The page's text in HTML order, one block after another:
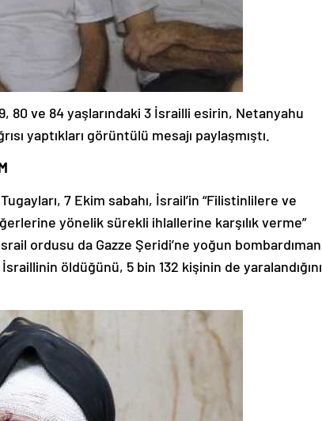
80 ve 84 yaşlarındaki 3 İsrailli esirin, Netanyahu
yaptıkları görüntülü mesajı paylaşmıştı.
7 Ekim sabahı, İsrail’in “Filistinlilere ve
yönelik sürekli ihlallerine karşılık verme”
ordusu da Gazze Şeridi’ne yoğun bombardıman
öldüğünü, 5 bin 132 kişinin de yaralandığını